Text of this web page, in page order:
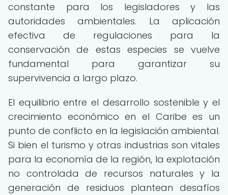
constante para los legisladores y las
autoridades ambientales. La aplicación
efectiva de regulaciones para la
conservación de estas especies se vuelve
fundamental para garantizar su
supervivencia a largo plazo.
El equilibrio entre el desarrollo sostenible y el
crecimiento económico en el Caribe es un
punto de conflicto en la legislación ambiental.
Si bien el turismo y otras industrias son vitales
para la economía de la región, la explotación
no controlada de recursos naturales y la
generación de residuos plantean desafíos